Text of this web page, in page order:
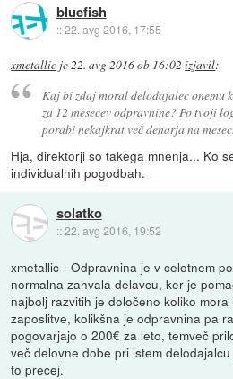
bluefish
::22. avg 2016, 17:55
xmetallic je22. avg 2016 ob 16:02 izjavil:
Kaj bi zdaj moral delodajalec onemu
za 12 mesecev odpravnine? Po tvoji
porabi nekajkrat več denarja na mesec.
Hja, direktorji so takega mnenja... Ko
individualnih pogodbah.
solatko
::22. avg 2016, 19:52
xmetallic - Odpravnina je v celotnem
normalna zahvala delavcu, ker je
najbolj razvitih je določeno koliko
zaposlitve, kolikšna je odpravnina pa
pogovarjajo o 200€ za leto, temveč
več delovne dobe pri istem
to precej.